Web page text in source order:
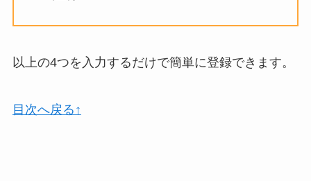
以上の4つを入力するだけで簡単に登録できます。
目次へ戻る↑